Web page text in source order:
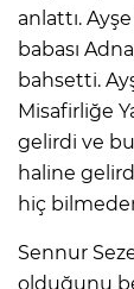
anlattı.
babası
bahsetti.
Misafirliğe
gelirdi ve
haline
hiç
Sennur
olduğunu